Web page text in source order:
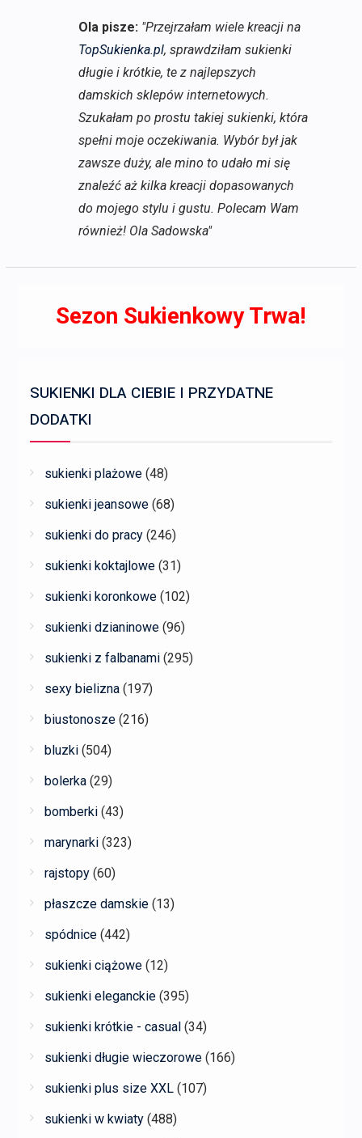
Ola pisze: "Przejrzałam wiele kreacji na
TopSukienka.pl, sprawdziłam sukienki
długie i krótkie, te z najlepszych
damskich sklepów internetowych.
Szukałam po prostu takiej sukienki, która
spełni moje oczekiwania. Wybór był jak
zawsze duży, ale mino to udało mi się
znaleźć aż kilka kreacji dopasowanych
do mojego stylu i gustu. Polecam Wam
również! Ola Sadowska"
Sezon Sukienkowy Trwa!
SUKIENKI DLA CIEBIE I PRZYDATNE
DODATKI
sukienki plażowe (48)
sukienki jeansowe (68)
sukienki do pracy (246)
sukienki koktajlowe (31)
sukienki koronkowe (102)
sukienki dzianinowe (96)
sukienki z falbanami (295)
sexy bielizna (197)
biustonosze (216)
bluzki (504)
bolerka (29)
bomberki (43)
marynarki (323)
rajstopy (60)
płaszcze damskie (13)
spódnice (442)
sukienki ciążowe (12)
sukienki eleganckie (395)
sukienki krótkie - casual (34)
sukienki długie wieczorowe (166)
sukienki plus size XXL (107)
sukienki w kwiaty (488)